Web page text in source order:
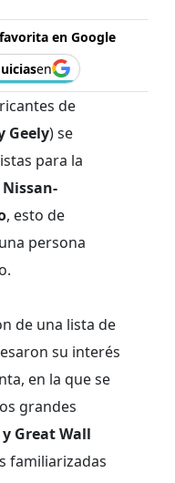
en Google
en
de
Geely) se
para la
, esto de
persona
de una lista de
su interés
en la que se
grandes
Great Wall
familiarizadas